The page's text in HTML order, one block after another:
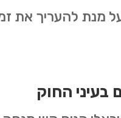
מנת להעריך את
בעיני החוק